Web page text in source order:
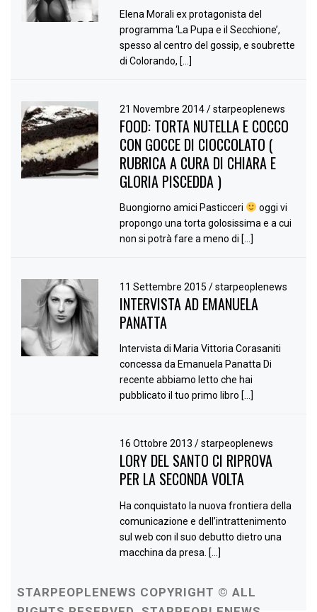
Elena Morali ex protagonista del
programma ‘La Pupa e il Secchione’,
spesso al centro del gossip, e soubrette
di Colorando, […]
21 Novembre 2014/ starpeoplenews
FOOD: TORTA NUTELLA E COCCO
CON GOCCE DI CIOCCOLATO (
RUBRICA A CURA DI CHIARA E
GLORIA PISCEDDA )
Buongiorno amici Pasticceri
oggi vi
propongo una torta golosissima e a cui
non si potrà fare a meno di […]
11 Settembre 2015/ starpeoplenews
INTERVISTA AD EMANUELA
PANATTA
Intervista di Maria Vittoria Corasaniti
concessa da Emanuela Panatta Di
recente abbiamo letto che hai
pubblicato il tuo primo libro […]
16 Ottobre 2013/ starpeoplenews
LORY DEL SANTO CI RIPROVA
PER LA SECONDA VOLTA
Ha conquistato la nuova frontiera della
comunicazione e dell’intrattenimento
sul web con il suo debutto dietro una
macchina da presa. […]
STARPEOPLENEWS COPYRIGHT © ALL